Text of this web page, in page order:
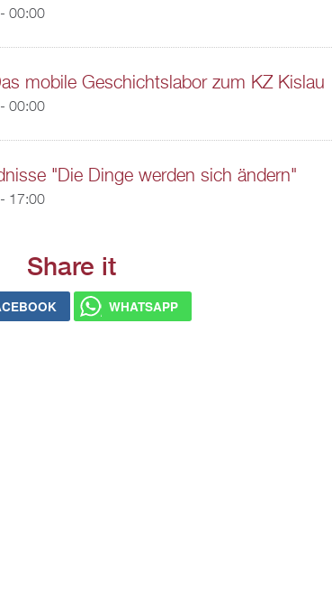
00:00
mobile Geschichtslabor zum KZ Kislau
00:00
"Die Dinge werden sich ändern"
17:00
Share it
WHATSAPP